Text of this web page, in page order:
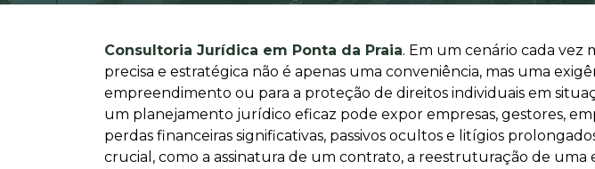
Consultoria Jurídica em Ponta da Praia. Em um cenário cada vez
precisa e estratégica não é apenas uma conveniência, mas uma
empreendimento ou para a proteção de direitos individuais em
um planejamento jurídico eficaz pode expor empresas, gestores,
perdas financeiras significativas, passivos ocultos e litígios
crucial, como a assinatura de um contrato, a reestruturação de